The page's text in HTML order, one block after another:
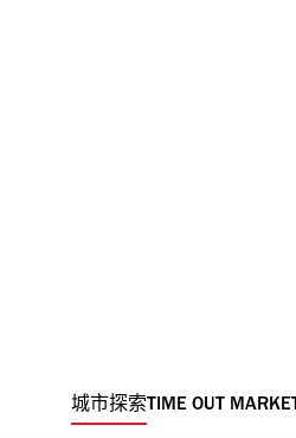
城市探索TIME OUT